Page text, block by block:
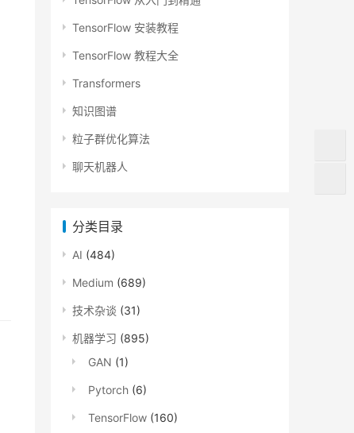
TensorFlow 安装教程
TensorFlow 教程大全
Transformers
知识图谱
粒子群优化算法
聊天机器人
分类目录
AI (484)
Medium (689)
技术杂谈 (31)
机器学习 (895)
GAN (1)
Pytorch (6)
TensorFlow (160)